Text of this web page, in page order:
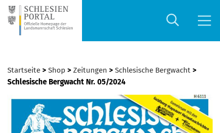
Startseite > Shop > Zeitungen > Schlesische Bergwacht >
Schlesische Bergwacht Nr. 05/2024